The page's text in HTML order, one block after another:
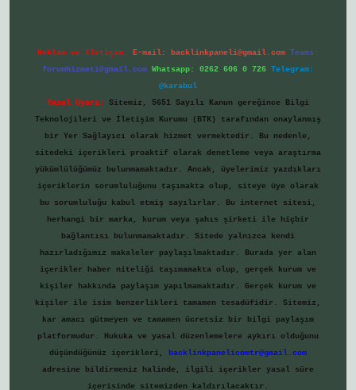
Reklam ve İletişim: E-mail: backlinkpaneli@gmail.com Teams:
forumhizmeti@gmail.com Whatsapp: 0262 606 0 726 Telegram:
@karabul
Yasal Uyarı:
Sitemiz, 5651 Sayılı Kanun gereğince Bilgi
Teknolojileri ve İletişim Kurumu (BTK) tarafından onaylanmış
bir Yer Sağlayıcı olarak hizmet vermektedir. Bu nedenle,
sitedeki içerikleri proaktif olarak denetleme veya araştırma
yükümlülüğümüz bulunmamaktadır. Ancak, üyelerimiz yazdıkları
içeriklerin sorumluluğunu taşımakta olup, siteye üye olarak
bu sorumluluğu kabul etmiş sayılırlar. Bu internet sitesi,
herhangi bir marka, kurum veya şahıs şirketi ile hiçbir
bağlantısı bulunmamaktadır. Sitede yalnızca kendi
hazırladığımız makaleler paylaşılmaktadır. Burada yer alan
içerikler haber niteliği taşımamakta olup, gerçek kurum ve
kişiler hakkında paylaşım yapılmamaktadır. Gerçek kurum ve
kişiler ile isim benzerlikleri tamamen tesadüfidir. Sitemiz,
kar amacı gütmeyen ve tamamen ücretsiz bir bilgi paylaşım
platformudur. Hukuka ve yasal düzenlemelere aykırı olduğunu
düşündüğünüz içerikleri,
backlinkpanelicomtr@gmail.com
adresine bildirmeniz halinde, ilgili içerikler yasal süre
içerisinde sitemizden kaldırılacaktır.